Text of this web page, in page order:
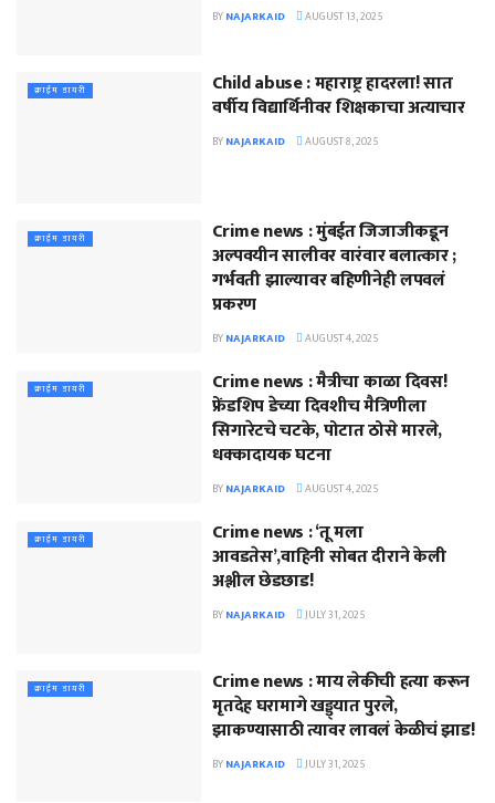
BYNAJARKAID AUGUST 13, 2025
क्राईम डायरी
Child abuse : महाराष्ट्र हादरला! सात
वर्षीय विद्यार्थिनीवर शिक्षकाचा अत्याचार
BYNAJARKAID AUGUST 8, 2025
क्राईम डायरी
Crime news : मुंबईत जिजाजीकडून
अल्पवयीन सालीवर वारंवार बलात्कार ;
गर्भवती झाल्यावर बहिणीनेही लपवलं
प्रकरण
BYNAJARKAID AUGUST 4, 2025
क्राईम डायरी
Crime news : मैत्रीचा काळा दिवस!
फ्रेंडशिप डेच्या दिवशीच मैत्रिणीला
सिगारेटचे चटके, पोटात ठोसे मारले,
धक्कादायक घटना
BYNAJARKAID AUGUST 4, 2025
क्राईम डायरी
Crime news : ‘तू मला
आवडतेस’,वाहिनी सोबत दीराने केली
अश्लील छेडछाड!
BYNAJARKAID JULY 31, 2025
क्राईम डायरी
Crime news : माय लेकीची हत्या करून
मृतदेह घरामागे खड्ड्यात पुरले,
झाकण्यासाठी त्यावर लावलं केळीचं झाड!
BYNAJARKAID JULY 31, 2025